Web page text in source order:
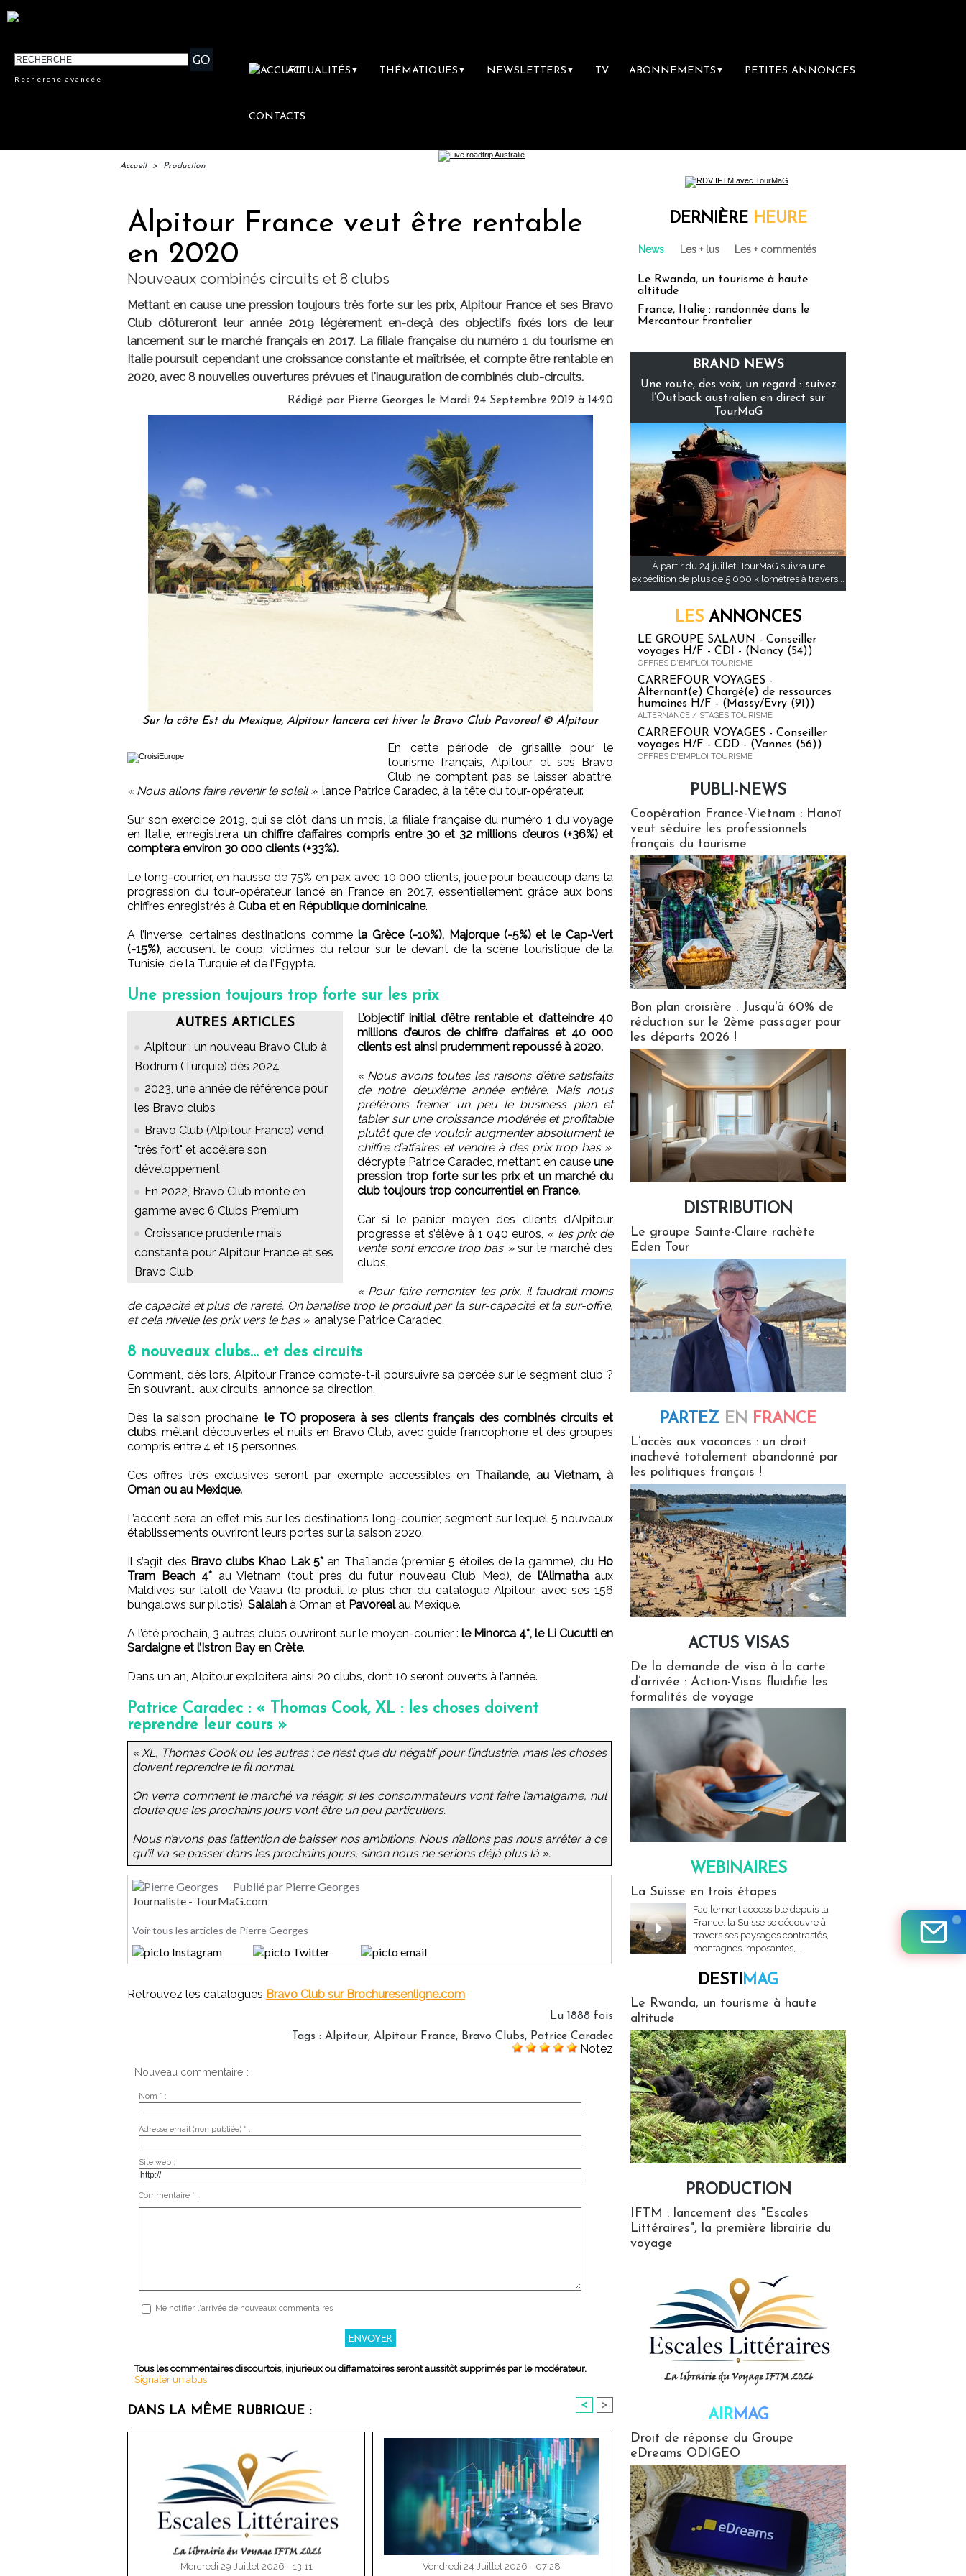
Recherche avancée
ACTUALITÉS ▼ THÉMATIQUES ▼ NEWSLETTERS ▼ TV ABONNEMENTS ▼ PETITES ANNONCES
CONTACTS
Accueil > Production
Alpitour France veut être rentable
en 2020
Nouveaux combinés circuits et 8 clubs
Mettant en cause une pression toujours très forte sur les prix, Alpitour France et ses Bravo
Club clôtureront leur année 2019 légèrement en-deçà des objectifs fixés lors de leur
lancement sur le marché français en 2017. La filiale française du numéro 1 du tourisme en
Italie poursuit cependant une croissance constante et maîtrisée, et compte être rentable en
2020, avec 8 nouvelles ouvertures prévues et l'inauguration de combinés club-circuits.
Rédigé par Pierre Georges le Mardi 24 Septembre 2019 à 14:20
Sur la côte Est du Mexique, Alpitour lancera cet hiver le Bravo Club Pavoreal © Alpitour
En cette période de grisaille pour le
tourisme français, Alpitour et ses Bravo
Club ne comptent pas se laisser abattre.
« Nous allons faire revenir le soleil », lance Patrice Caradec, à la tête du tour-opérateur.
Sur son exercice 2019, qui se clôt dans un mois, la filiale française du numéro 1 du voyage
en Italie, enregistrera un chiffre d’affaires compris entre 30 et 32 millions d’euros (+36%) et
comptera environ 30 000 clients (+33%).
Le long-courrier, en hausse de 75% en pax avec 10 000 clients, joue pour beaucoup dans la
progression du tour-opérateur lancé en France en 2017, essentiellement grâce aux bons
chiffres enregistrés à Cuba et en République dominicaine.
A l’inverse, certaines destinations commela Grèce (-10%), Majorque (-5%) et le Cap-Vert
(-15%), accusent le coup, victimes du retour sur le devant de la scène touristique de la
Tunisie, de la Turquie et de l’Egypte.
Une pression toujours trop forte sur les prix
AUTRES ARTICLES
Alpitour : un nouveau Bravo Club à
Bodrum (Turquie) dès 2024
2023, une année de référence pour
les Bravo clubs
Bravo Club (Alpitour France) vend
"très fort" et accélère son
développement
En 2022, Bravo Club monte en
gamme avec 6 Clubs Premium
Croissance prudente mais
constante pour Alpitour France et ses
Bravo Club
L’objectif initial d’être rentable et d’atteindre 40
millions d’euros de chiffre d’affaires et 40 000
clients est ainsi prudemment repoussé à 2020.
« Nous avons toutes les raisons d’être satisfaits
de notre deuxième année entière. Mais nous
préférons freiner un peu le business plan et
tabler sur une croissance modérée et profitable
plutôt que de vouloir augmenter absolument le
chiffre d’affaires et vendre à des prix trop bas »,
décrypte Patrice Caradec, mettant en cause une
pression trop forte sur les prix et un marché du
club toujours trop concurrentiel en France.
Car si le panier moyen des clients d’Alpitour
progresse et s’élève à 1 040 euros, « les prix de
vente sont encore trop bas »sur le marché des
clubs.
« Pour faire remonter les prix, il faudrait moins
de capacité et plus de rareté. On banalise trop le produit par la sur-capacité et la sur-offre,
et cela nivelle les prix vers le bas », analyse Patrice Caradec.
8 nouveaux clubs… et des circuits
Comment, dès lors, Alpitour France compte-t-il poursuivre sa percée sur le segment club ?
En s’ouvrant… aux circuits, annonce sa direction.
Dès la saison prochaine, le TO proposera à ses clients français des combinés circuits et
clubs, mêlant découvertes et nuits en Bravo Club, avec guide francophone et des groupes
compris entre 4 et 15 personnes.
Ces offres très exclusives seront par exemple accessibles en Thaïlande, au Vietnam, à
Oman ou au Mexique.
L’accent sera en effet mis sur les destinations long-courrier, segment sur lequel 5 nouveaux
établissements ouvriront leurs portes sur la saison 2020.
Il s’agit des Bravo clubs Khao Lak 5* en Thaïlande (premier 5 étoiles de la gamme), du Ho
Tram Beach 4* au Vietnam (tout près du futur nouveau Club Med), de l’Alimathaaux
Maldives sur l’atoll de Vaavu (le produit le plus cher du catalogue Alpitour, avec ses 156
bungalows sur pilotis), Salalah à Oman et Pavorealau Mexique.
A l’été prochain, 3 autres clubs ouvriront sur le moyen-courrier : le Minorca 4*, le Li Cucutti en
Sardaigne et l’Istron Bay en Crète.
Dans un an, Alpitour exploitera ainsi 20 clubs, dont 10 seront ouverts à l’année.
Patrice Caradec : « Thomas Cook, XL : les choses doivent
reprendre leur cours »
« XL, Thomas Cook ou les autres : ce n’est que du négatif pour l’industrie, mais les choses
doivent reprendre le fil normal.
On verra comment le marché va réagir, si les consommateurs vont faire l’amalgame, nul
doute que les prochains jours vont être un peu particuliers.
Nous n’avons pas l’attention de baisser nos ambitions. Nous n’allons pas nous arrêter à ce
qu’il va se passer dans les prochains jours, sinon nous ne serions déjà plus là ».
Publié par Pierre Georges
Journaliste - TourMaG.com
Voir tous les articles de Pierre Georges
Retrouvez les catalogues Bravo Club sur Brochuresenligne.com
Lu 1888 fois
Tags : Alpitour, Alpitour France, Bravo Clubs, Patrice Caradec
Notez
Nouveau commentaire :
Nom * :
Adresse email (non publiée) * :
Site web :
Commentaire * :
Me notifier l'arrivée de nouveaux commentaires
Tous les commentaires discourtois, injurieux ou diffamatoires seront aussitôt supprimés par le modérateur.
Signaler un abus
DANS LA MÊME RUBRIQUE : < >
Mercredi 29 Juillet 2026 - 13:11 Vendredi 24 Juillet 2026 - 07:28
DERNIÈRE HEURE
News Les + lus Les + commentés
Le Rwanda, un tourisme à haute
altitude
France, Italie : randonnée dans le
Mercantour frontalier
BRAND NEWS
Une route, des voix, un regard : suivez
l’Outback australien en direct sur
TourMaG
À partir du 24 juillet, TourMaG suivra une
expédition de plus de 5 000 kilomètres à travers...
LES ANNONCES
LE GROUPE SALAUN - Conseiller
voyages H/F - CDI - (Nancy (54))
OFFRES D'EMPLOI TOURISME
CARREFOUR VOYAGES -
Alternant(e) Chargé(e) de ressources
humaines H/F - (Massy/Evry (91))
ALTERNANCE / STAGES TOURISME
CARREFOUR VOYAGES - Conseiller
voyages H/F - CDD - (Vannes (56))
OFFRES D'EMPLOI TOURISME
PUBLI-NEWS
Coopération France-Vietnam : Hanoï
veut séduire les professionnels
français du tourisme
Bon plan croisière : Jusqu'à 60% de
réduction sur le 2ème passager pour
les départs 2026 !
DISTRIBUTION
Le groupe Sainte-Claire rachète
Eden Tour
PARTEZ EN FRANCE
L’accès aux vacances : un droit
inachevé totalement abandonné par
les politiques français !
ACTUS VISAS
De la demande de visa à la carte
d’arrivée : Action-Visas fluidifie les
formalités de voyage
WEBINAIRES
La Suisse en trois étapes
Facilement accessible depuis la
France, la Suisse se découvre à
travers ses paysages contrastés,
montagnes imposantes,...
DESTIMAG
Le Rwanda, un tourisme à haute
altitude
PRODUCTION
IFTM : lancement des "Escales
Littéraires", la première librairie du
voyage
AIRMAG
Droit de réponse du Groupe
eDreams ODIGEO